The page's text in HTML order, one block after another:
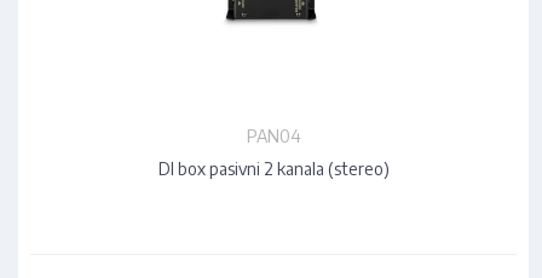
PAN04
DI box pasivni 2 kanala (stereo)